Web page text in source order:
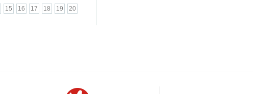
15 16 17 18 19
20